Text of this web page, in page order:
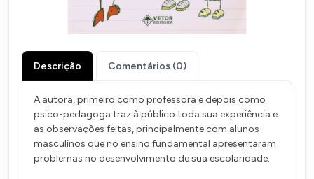
Descrição Comentários (0)
A autora, primeiro como professora e depois como
psico-pedagoga traz à público toda sua experiência e
as observações feitas, principalmente com alunos
masculinos que no ensino fundamental apresentaram
problemas no desenvolvimento de sua escolaridade.